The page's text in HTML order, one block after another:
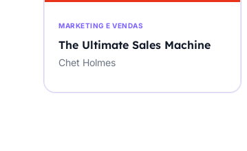
MARKETING E VENDAS
The Ultimate Sales Machine
Chet Holmes